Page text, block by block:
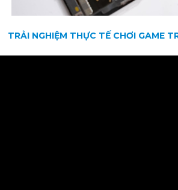
TRẢI NGHIỆM THỰC TẾ CHƠI GAME